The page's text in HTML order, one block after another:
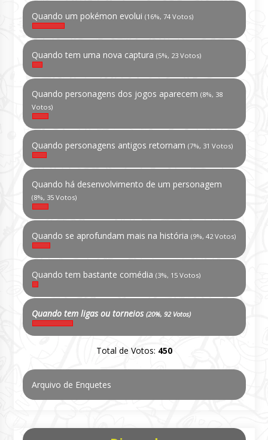
Quando um pokémon evolui (16%, 74 Votos)
Quando tem uma nova captura (5%, 23 Votos)
Quando personagens dos jogos aparecem (8%, 38
Votos)
Quando personagens antigos retornam (7%, 31 Votos)
Quando há desenvolvimento de um personagem
(8%, 35 Votos)
Quando se aprofundam mais na história (9%, 42 Votos)
Quando tem bastante comédia (3%, 15 Votos)
Quando tem ligas ou torneios (20%, 92 Votos)
Total de Votos: 450
Arquivo de Enquetes